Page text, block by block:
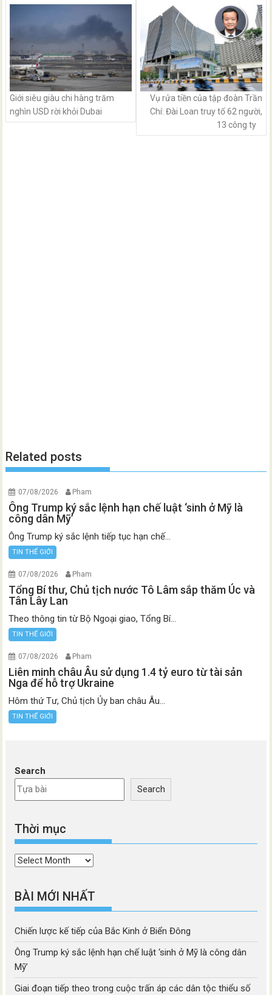
navigation
Giới siêu giàu chi hàng trăm
nghìn USD rời khỏi Dubai
Vụ rửa tiền của tập đoàn Trần
Chí: Đài Loan truy tố 62 người,
13 công ty
Related posts
07/08/2026 Pham
Ông Trump ký sắc lệnh hạn chế luật ‘sinh ở Mỹ là
công dân Mỹ’
Ông Trump ký sắc lệnh tiếp tục hạn chế...
TIN THẾ GIỚI
07/08/2026 Pham
Tổng Bí thư, Chủ tịch nước Tô Lâm sắp thăm Úc và
Tân Lây Lan
Theo thông tin từ Bộ Ngoại giao, Tổng Bí...
TIN THẾ GIỚI
07/08/2026 Pham
Liên minh châu Âu sử dụng 1.4 tỷ euro từ tài sản
Nga để hỗ trợ Ukraine
Hôm thứ Tư, Chủ tịch Ủy ban châu Âu...
TIN THẾ GIỚI
Search
Search
Thời mục
Thời
BÀI MỚI NHẤT
Chiến lược kế tiếp của Bắc Kinh ở Biển Đông
Ông Trump ký sắc lệnh hạn chế luật ‘sinh ở Mỹ là công dân
Mỹ’
Giai đoạn tiếp theo trong cuộc trấn áp các dân tộc thiểu số